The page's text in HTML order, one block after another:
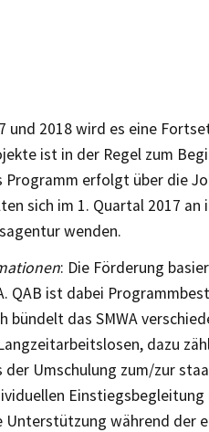
und 2018 wird es eine
ist in der Regel zum
Programm erfolgt über die
sich im 1. Quartal 2017
wenden.
: Die Förderung
QAB ist dabei
bündelt das SMWA
dazu
Umschulung zum/zur
während der